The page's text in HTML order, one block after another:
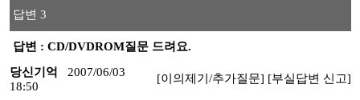
답변 3
답변 : CD/DVDROM질문 드려요.
당신기억
2007/06/03
18:50
[이의제기/추가질문] [부실답변 신고]